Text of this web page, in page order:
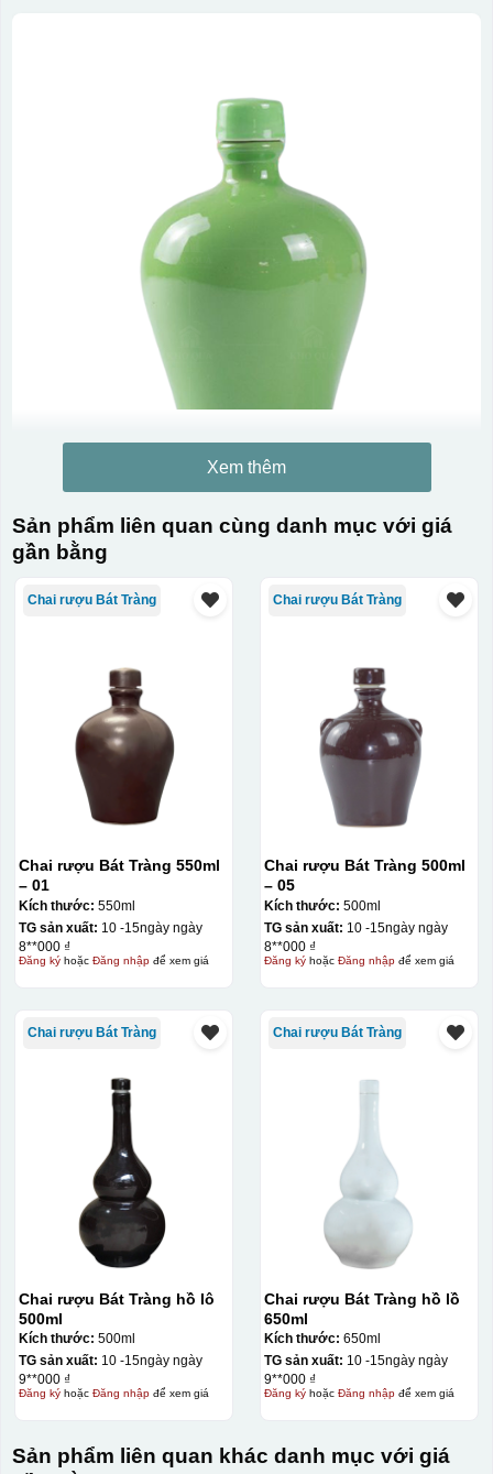
Kiểu in:
In logo 1 mặt
Hộp xi lót lụa
Hộp xi ấm chén
Xem thêm
Sản phẩm liên quan cùng danh mục với giá
gần bằng
Chai rượu Bát Tràng
Chai rượu Bát Tràng 550ml
– 01
Kích thước: 550ml
TG sản xuất: 10 -15ngày ngày
8**000 ₫
Đăng kýhoặc Đăng nhậpđể xem giá
Chai rượu Bát Tràng
Chai rượu Bát Tràng 500ml
– 05
Kích thước: 500ml
TG sản xuất: 10 -15ngày ngày
8**000 ₫
Đăng kýhoặc Đăng nhậpđể xem giá
Chai rượu Bát Tràng
Chai rượu Bát Tràng hồ lô
500ml
Kích thước: 500ml
TG sản xuất: 10 -15ngày ngày
9**000 ₫
Đăng kýhoặc Đăng nhậpđể xem giá
Chai rượu Bát Tràng
Chai rượu Bát Tràng hồ lồ
650ml
Kích thước: 650ml
TG sản xuất: 10 -15ngày ngày
9**000 ₫
Đăng kýhoặc Đăng nhậpđể xem giá
Sản phẩm liên quan khác danh mục với giá